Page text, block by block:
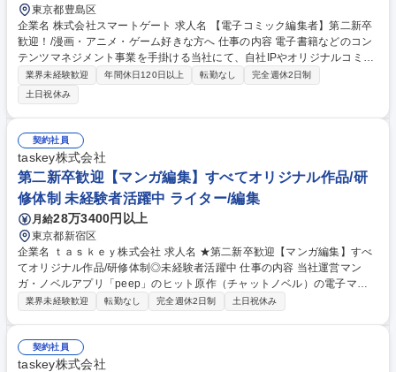
東京都豊島区
企業名 株式会社スマートゲート 求人名 【電子コミック編集者】第二新卒
歓迎！/漫画・アニメ・ゲーム好きな方へ 仕事の内容 電子書籍などのコン
テンツマネジメント事業を手掛ける当社にて、自社IPやオリジナルコミッ
クの制作増加に伴い、新たな編集者を募集！漫画家やシナリオ作家と共に
作品を作るディレクション業務をお任せします。 【編集業務】■原稿のデ
ィレクション（チェック／赤入れ）■漫画家／取引先との連絡業務■制作ラ
インの整備／構築■複数案件の進行管理 【商品企画業務】■市場リサーチ■
商品の売上分析■新規の商品企画■新規開拓業務（メーカー／サークル／漫
画家・クリエイターなど） ※その他、自社IP作品の企画提案／進行、コミ
ック以外のコンテンツ制作なども行います。 募集職種 【電子コミック編
集者】第二新卒歓迎！/漫画・アニメ・ゲーム好きな方へ
業界未経験歓迎 年間休日120日以上 転勤なし
完全週休2日制
土日祝休み
契約社員
taskey株式会社
第二新卒歓迎【マンガ編集】すべてオリジナル作品/研
修体制 未経験者活躍中 ライター/編集
月給28万3400円以上
東京都新宿区
企業名 ｔａｓｋｅｙ株式会社 求人名 ★第二新卒歓迎【マンガ編集】すべ
てオリジナル作品/研修体制◎未経験者活躍中 仕事の内容 当社運営マン
ガ・ノベルアプリ「peep」のヒット原作（チャットノベル）の電子マン
ガ化(モノクロマンガ)に関する編集・プロデュースの一連の業務をお任せ
ームチェック ■スケジュール管理 ■校正、入稿業務 ■プロデュース作品の
宣伝、販促企画の立案 ■コミカライズ協業案件のディレクション ※事業拡
業界未経験歓迎 転勤なし 完全週休2日制 土日祝休み
契約社員
taskey株式会社